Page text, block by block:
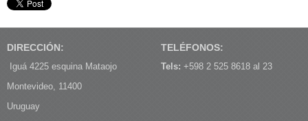
DIRECCIÓN:
Iguá 4225 esquina Mataojo
Montevideo, 11400
Uruguay
TELÉFONOS:
Tels: +598 2 525 8618 al 23